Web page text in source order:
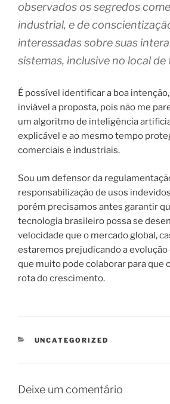
observados os segredos
industrial, e de
interessadas sobre suas
sistemas, inclusive no local de
É possível identificar a boa
inviável a proposta, pois não me
um algoritmo de inteligência
explicável e ao mesmo tempo
comerciais e industriais.
Sou um defensor da
responsabilização de usos
porém precisamos antes garantir
tecnologia brasileiro possa se
velocidade que o mercado global,
estaremos prejudicando a
que muito pode colaborar para que
rota do crescimento.
CATEGORIAS
UNCATEGORIZED
Deixe um comentário